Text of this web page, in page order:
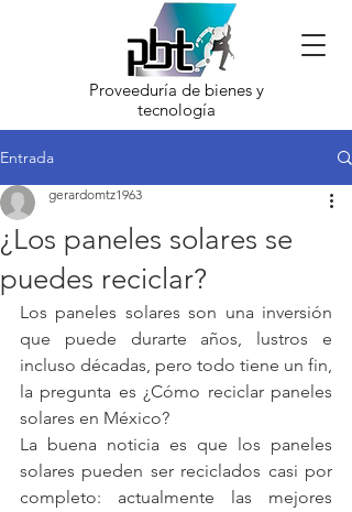
Proveeduría de bienes y
tecnología
Entrada
¿Los paneles solares se
puedes reciclar?
gerardomtz1963
Los paneles solares son una inversión
que puede durarte años, lustros e
incluso décadas, pero todo tiene un fin,
la pregunta es ¿Cómo reciclar paneles
solares en México?
La buena noticia es que los paneles
solares pueden ser reciclados casi por
completo: actualmente las mejores